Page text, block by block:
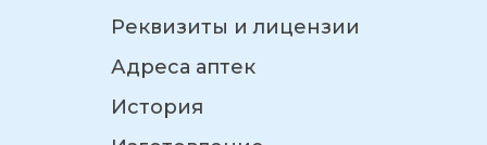
Реквизиты и лицензии
Адреса аптек
История